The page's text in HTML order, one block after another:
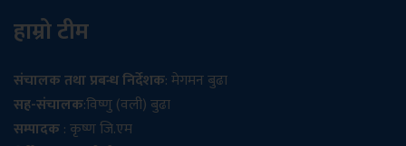
हाम्रो टीम
संचालक तथा प्रबन्ध निर्देशक: मेगमन बुढा
सह-संचालक:विष्णु (वली) बुढा
सम्पादक: कृष्ण जि.एम